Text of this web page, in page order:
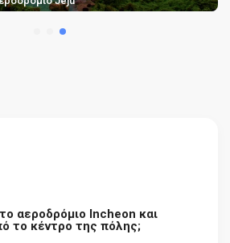
αεροδρόμιο Incheon και
το κέντρο της πόλης;